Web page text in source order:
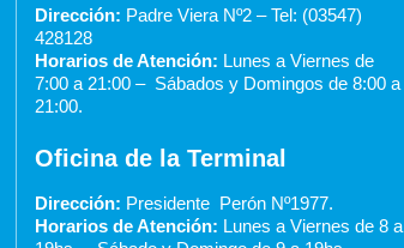
Dirección: Padre Viera Nº2 – Tel: (03547)
428128
Horarios de Atención: Lunes a Viernes de
7:00 a 21:00 – Sábados y Domingos de 8:00 a
21:00.
Oficina de la Terminal
Dirección: Presidente Perón Nº1977.
Horarios de Atención: Lunes a Viernes de 8 a